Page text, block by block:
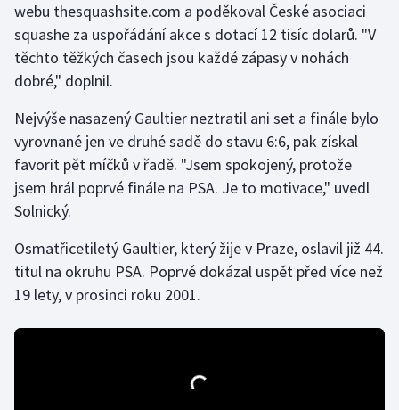
Golf
Gymnastika
Házená
Jezdectví
Judo
Krasobruslení
webu thesquashsite.com a poděkoval České asociaci
squashe za uspořádání akce s dotací 12 tisíc dolarů. "V
těchto těžkých časech jsou každé zápasy v nohách
dobré," doplnil.
Nejvýše nasazený Gaultier neztratil ani set a finále bylo
vyrovnané jen ve druhé sadě do stavu 6:6, pak získal
favorit pět míčků v řadě. "Jsem spokojený, protože
jsem hrál poprvé finále na PSA. Je to motivace," uvedl
Solnický.
Osmatřicetiletý Gaultier, který žije v Praze, oslavil již 44.
titul na okruhu PSA. Poprvé dokázal uspět před více než
19 lety, v prosinci roku 2001.